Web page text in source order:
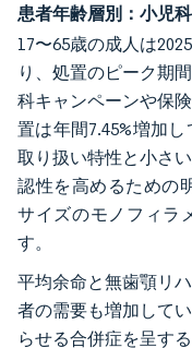
患者年齢層別：小児
17〜65歳の成人は
り、処置のピーク期
科キャンペーンや保
置は年間7.45%増加
取り扱い特性と小さ
認性を高めるための
サイズのモノフィラ
す。
平均余命と無歯顎リ
者の需要も増加して
らせる合併症を呈す